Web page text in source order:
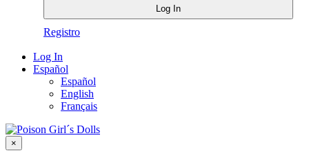
Registro
Log In
Español
Español
English
Français
×